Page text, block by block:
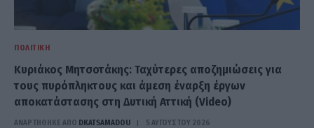
ΠΟΛΙΤΙΚΉ
Κυριάκος Μητσοτάκης: Ταχύτερες αποζημιώσεις για
τους πυρόπληκτους και άμεση έναρξη έργων
αποκατάστασης στη Δυτική Αττική (Video)
ΑΝΑΡΤΗΘΗΚΕ ΑΠΟ DKATSAMADOU 5 ΑΥΓΟΎΣΤΟΥ 2026